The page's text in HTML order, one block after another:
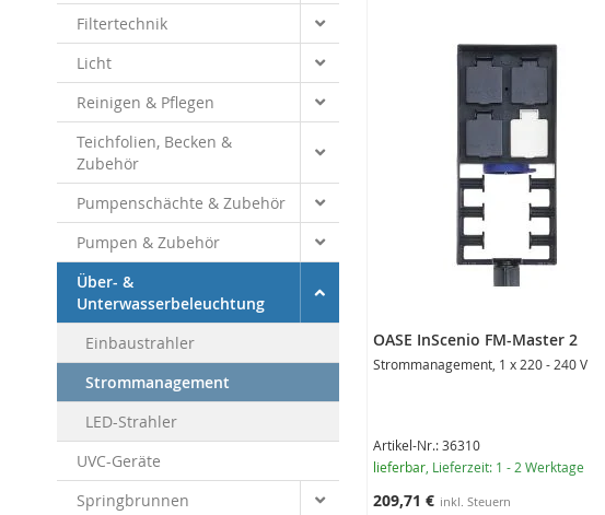
OASE InScenio FM-Master 2
Strommanagement, 1 x 220 - 240 V
Artikel-Nr.: 36310
lieferbar , Lieferzeit: 1 - 2 Werktage
209,71 €
Filtertechnik
Licht
Reinigen & Pflegen
Teichfolien, Becken &
Zubehör
Pumpenschächte & Zubehör
Pumpen & Zubehör
Über- &
Unterwasserbeleuchtung
Einbaustrahler
Strommanagement
LED-Strahler
UVC-Geräte
Springbrunnen